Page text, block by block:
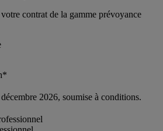
contrat de la gamme prévoyance
2026, soumise à conditions.